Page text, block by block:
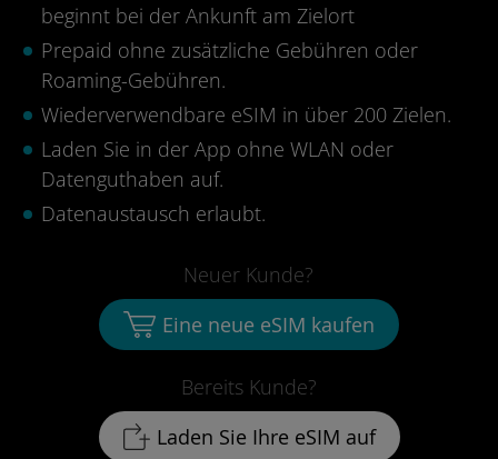
beginnt bei der Ankunft am Zielort
Prepaid ohne zusätzliche Gebühren oder
Roaming-Gebühren.
Wiederverwendbare eSIM in über 200 Zielen.
Laden Sie in der App ohne WLAN oder
Datenguthaben auf.
Datenaustausch erlaubt.
Bereits Kunde?
Laden Sie Ihre eSIM auf
Neuer Kunde?
Eine neue eSIM kaufen